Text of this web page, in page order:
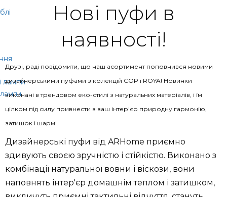
лампи
лампи
Нові пуфи в
наявності!
Друзі, раді повідомити, що наш асортимент поповнився новими
дизайнерськими пуфами з колекцій COP і ROYA! Новинки
виконані в трендовом еко-стилі з натуральних матеріалів, і їм
цілком під силу привнести в ваш інтер'єр природну гармонію,
затишок і шарм!
Дизайнерські пуфи від ARHome приємно
здивують своєю зручністю і стійкістю. Виконано з
комбінації натуральної вовни і віскози, вони
наповнять інтер'єр домашнім теплом і затишком,